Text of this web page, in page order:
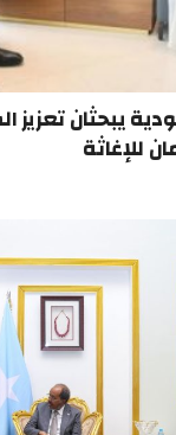
يبحثان تعزيز
للإغاثة